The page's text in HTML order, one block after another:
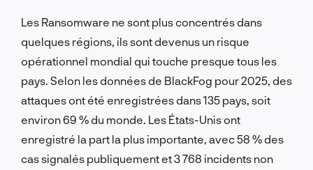
Les Ransomware ne sont plus concentrés dans
quelques régions, ils sont devenus un risque
opérationnel mondial qui touche presque tous les
pays. Selon les données de BlackFog pour 2025, des
attaques ont été enregistrées dans 135 pays, soit
environ 69 % du monde. Les États-Unis ont
enregistré la part la plus importante, avec 58 % des
cas signalés publiquement et 3 768 incidents non